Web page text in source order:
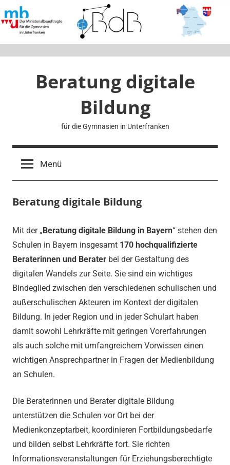
Inhalt
springen
Beratung digitale
Bildung
für die Gymnasien in Unterfranken
Menü
Beratung digitale Bildung
Mit der „Beratung digitale Bildung in Bayern“ stehen den
Schulen in Bayern insgesamt 170 hochqualifizierte
Beraterinnen und Berater bei der Gestaltung des
digitalen Wandels zur Seite. Sie sind ein wichtiges
Bindeglied zwischen den verschiedenen schulischen und
außerschulischen Akteuren im Kontext der digitalen
Bildung. In jeder Region und in jeder Schulart haben
damit sowohl Lehrkräfte mit geringen Vorerfahrungen
als auch solche mit umfangreichem Vorwissen einen
wichtigen Ansprechpartner in Fragen der Medienbildung
an Schulen.
Die Beraterinnen und Berater digitale Bildung
unterstützen die Schulen vor Ort bei der
Medienkonzeptarbeit, koordinieren Fortbildungsbedarfe
und bilden selbst Lehrkräfte fort. Sie richten
Informationsveranstaltungen für Erziehungsberechtigte